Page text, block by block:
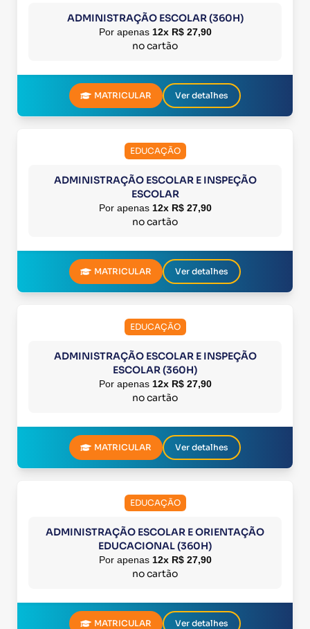
ADMINISTRAÇÃO ESCOLAR (360H)
Por apenas 12x R$ 27,90
no cartão
MATRICULAR Ver detalhes
EDUCAÇÃO
ADMINISTRAÇÃO ESCOLAR E INSPEÇÃO
ESCOLAR
Por apenas 12x R$ 27,90
no cartão
MATRICULAR Ver detalhes
EDUCAÇÃO
ADMINISTRAÇÃO ESCOLAR E INSPEÇÃO
ESCOLAR (360H)
Por apenas 12x R$ 27,90
no cartão
MATRICULAR Ver detalhes
EDUCAÇÃO
ADMINISTRAÇÃO ESCOLAR E ORIENTAÇÃO
EDUCACIONAL (360H)
Por apenas 12x R$ 27,90
no cartão
MATRICULAR Ver detalhes